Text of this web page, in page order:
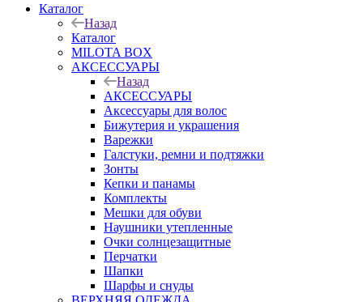
Каталог
Назад
Каталог
MILOTA BOX
АКСЕССУАРЫ
Назад
АКСЕССУАРЫ
Аксессуары для волос
Бижутерия и украшения
Варежки
Галстуки, ремни и подтяжки
Зонты
Кепки и панамы
Комплекты
Мешки для обуви
Наушники утепленные
Очки солнцезащитные
Перчатки
Шапки
Шарфы и снуды